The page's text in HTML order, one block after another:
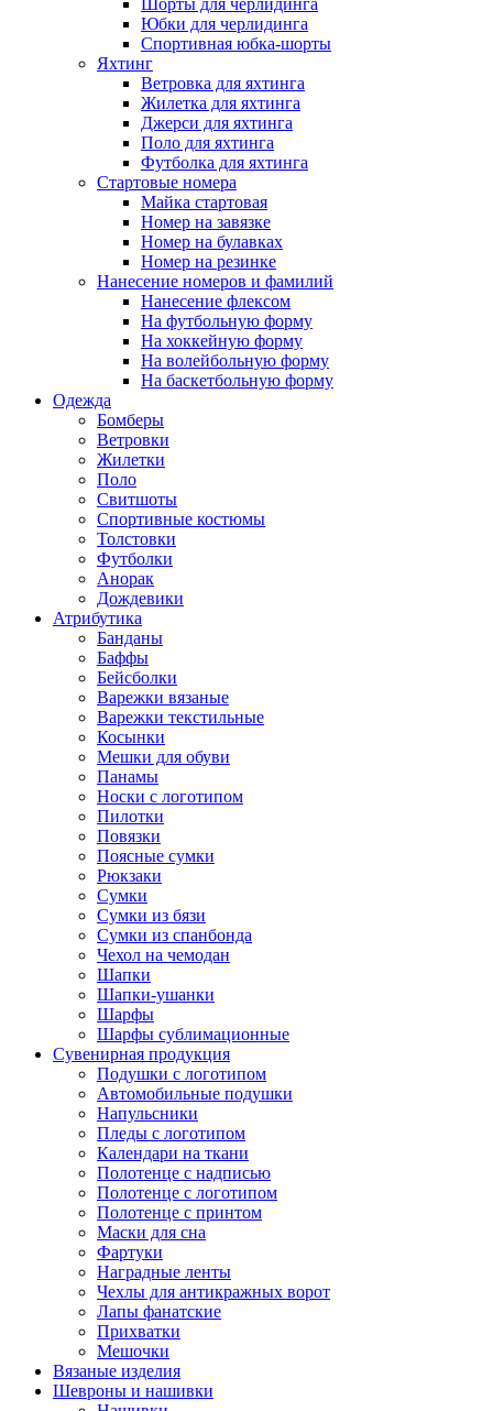
Юбки для черлидинга
Спортивная юбка-шорты
Яхтинг
Ветровка для яхтинга
Жилетка для яхтинга
Джерси для яхтинга
Поло для яхтинга
Футболка для яхтинга
Стартовые номера
Майка стартовая
Номер на завязке
Номер на булавках
Номер на резинке
Нанесение номеров и фамилий
Нанесение флексом
На футбольную форму
На хоккейную форму
На волейбольную форму
На баскетбольную форму
Одежда
Бомберы
Ветровки
Жилетки
Поло
Свитшоты
Спортивные костюмы
Толстовки
Футболки
Анорак
Дождевики
Атрибутика
Банданы
Баффы
Бейсболки
Варежки вязаные
Варежки текстильные
Косынки
Мешки для обуви
Панамы
Носки с логотипом
Пилотки
Повязки
Поясные сумки
Рюкзаки
Сумки
Сумки из бязи
Сумки из спанбонда
Чехол на чемодан
Шапки
Шапки-ушанки
Шарфы
Шарфы сублимационные
Сувенирная продукция
Подушки с логотипом
Автомобильные подушки
Напульсники
Пледы с логотипом
Календари на ткани
Полотенце с надписью
Полотенце с логотипом
Полотенце с принтом
Маски для сна
Фартуки
Наградные ленты
Чехлы для антикражных ворот
Лапы фанатские
Прихватки
Мешочки
Вязаные изделия
Шевроны и нашивки